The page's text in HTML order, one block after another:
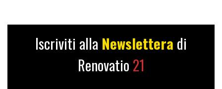
Iscriviti alla Newslettera di
Renovatio 21